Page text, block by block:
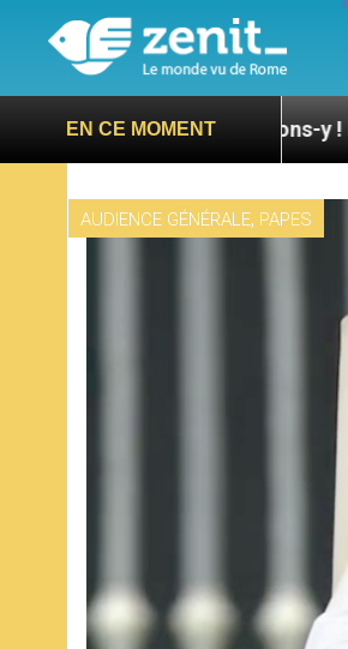
EN CE MOMENT
: « Allons-y ! Let’s go ! »
AUDIENCE GÉNÉRALE, PAPES